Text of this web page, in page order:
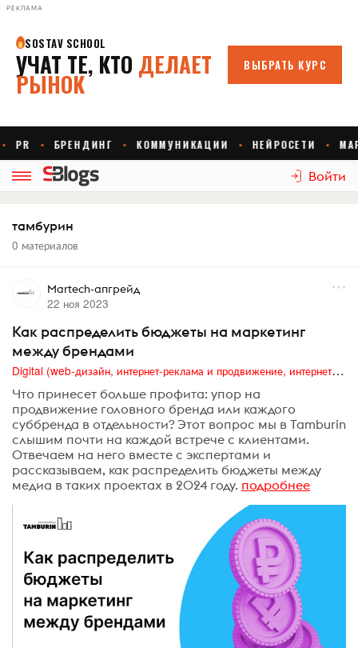
РЕКЛАМА
Войти
тамбурин
0 материалов
Martech-апгрейд
22 ноя 2023
Как распределить бюджеты на маркетинг
между брендами
Digital (web-дизайн, интернет-реклама и продвижение, интернет-сообщества и блоги, интернет-коммуникации, мобильный маркетинг, реклама на цифровых экранах)
​Что принесет больше профита: упор на
продвижение головного бренда или каждого
суббренда в отдельности? Этот вопрос мы в Tamburin
слышим почти на каждой встрече с клиентами.
Отвечаем на него вместе с экспертами и
рассказываем, как распределить бюджеты между
медиа в таких проектах в 2024 году. подробнее